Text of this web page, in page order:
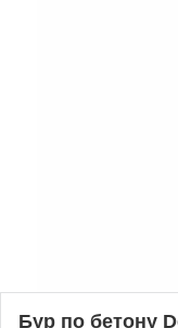
Бур по бетону